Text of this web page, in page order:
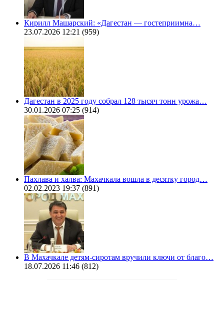
Кирилл Машарский: «Дагестан — гостеприимна…
23.07.2026 12:21 (959)
Дагестан в 2025 году собрал 128 тысяч тонн урожа…
30.01.2026 07:25 (914)
Пахлава и халва: Махачкала вошла в десятку город…
02.02.2023 19:37 (891)
В Махачкале детям-сиротам вручили ключи от благо…
18.07.2026 11:46 (812)